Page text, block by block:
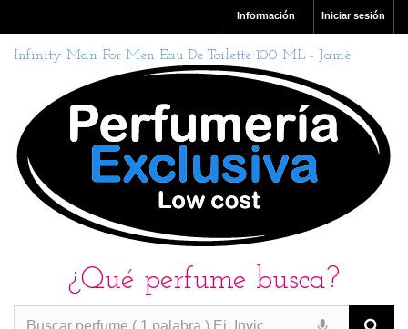
Iniciar sesión
Información
Infinity Man For Men Eau De Toilette 100 ML - Jamè
¿Qué perfume busca?